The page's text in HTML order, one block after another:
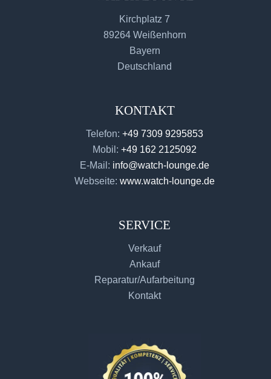
Kirchplatz 7
89264 Weißenhorn
Bayern
Deutschland
KONTAKT
Telefon: +49 7309 9295853
Mobil: +49 162 2125092
E-Mail: info@watch-lounge.de
Webseite: www.watch-lounge.de
SERVICE
Verkauf
Ankauf
Reparatur/Aufarbeitung
Kontakt